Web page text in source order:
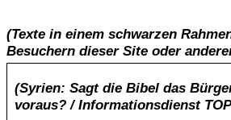
(Texte in einem schwarzen
Besuchern dieser Site oder
(Syrien: Sagt die Bibel das
voraus? / Informationsdienst